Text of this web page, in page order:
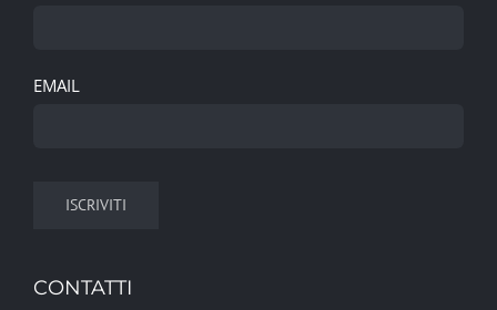
EMAIL
CONTATTI